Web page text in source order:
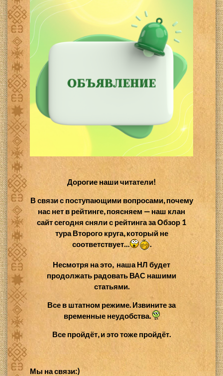
Дорогие наши читатели!
В связи с поступающими вопросами, почему
нас нет в рейтинге, поясняем — наш клан
сайт сегодня сняли с рейтинга за Обзор 1
тура Второго круга, который не
соответствует…
.
Несмотря на это, наша НЛ будет
продолжать радовать ВАС нашими
статьями.
Все в штатном режиме. Извините за
временные неудобства.
Все пройдёт, и это тоже пройдёт.
Мы на связи:)